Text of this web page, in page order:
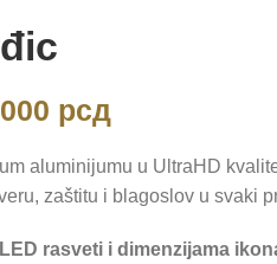
рсд
aluminijumu u UltraHD
zaštitu i blagoslov u svaki
rasveti i dimenzijama